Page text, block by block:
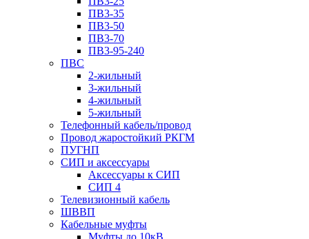
ПВ3-35
ПВ3-50
ПВ3-70
ПВ3-95-240
ПВС
2-жильный
3-жильный
4-жильный
5-жильный
Телефонный кабель/провод
Провод жаростойкий РКГМ
ПУГНП
СИП и аксессуары
Аксессуары к СИП
СИП 4
Телевизионный кабель
ШВВП
Кабельные муфты
Муфты до 10кВ